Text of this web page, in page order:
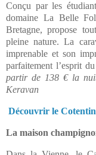
Conçu par les
domaine La Belle
Bretagne, propose
pleine nature. La
imprenable et son
parfaitement l’esprit
partir de 138 € la
Keravan
Découvrir le
La maison